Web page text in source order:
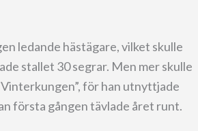
ledande hästägare, vilket skulle
stallet 30 segrar. Men mer skulle
för han utnyttjade
första gången tävlade året runt.